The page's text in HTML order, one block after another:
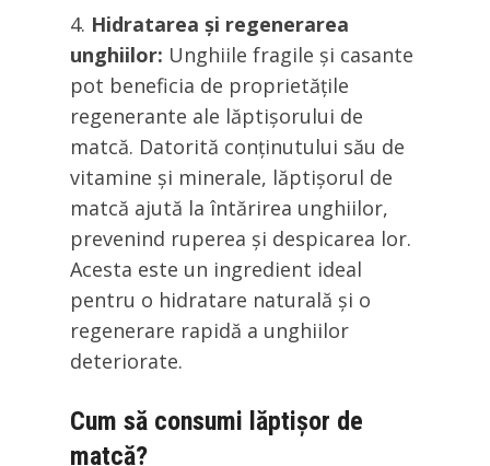
Hidratarea și regenerarea
unghiilor: Unghiile fragile și casante
pot beneficia de proprietățile
regenerante ale lăptișorului de
matcă. Datorită conținutului său de
vitamine și minerale, lăptișorul de
matcă ajută la întărirea unghiilor,
prevenind ruperea și despicarea lor.
Acesta este un ingredient ideal
pentru o hidratare naturală și o
regenerare rapidă a unghiilor
deteriorate.
Cum să consumi lăptișor de
matcă?